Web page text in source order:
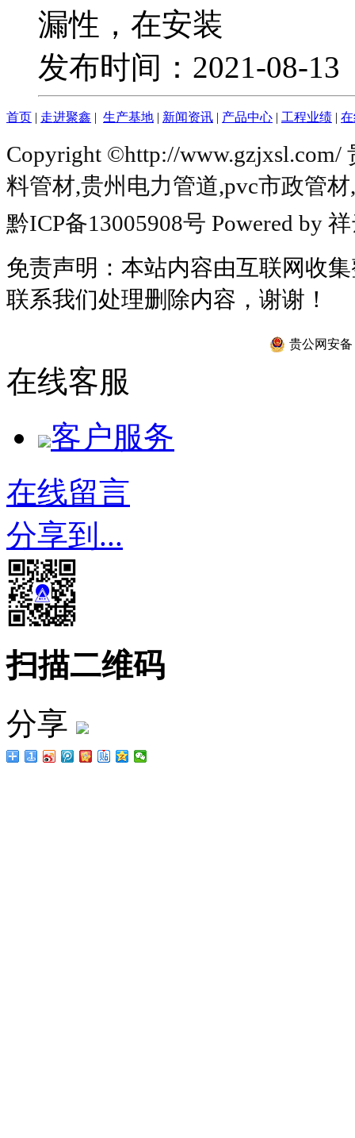
漏性，在安装
发布时间：2021-08-
首页 | 走进聚鑫 | 生产基地 | 新闻资讯 | 产品中心 | 工程业绩 |
Copyright ©http://
料管材,贵州电力管道,pvc市政管材
黔ICP备13005908号 Powered by
免责声明：本站内容由互联网收
联系我们处理删除内容，谢谢！
贵公网安备
在线客服
客户服务
在线留言
分享到...
扫描二维码
分享